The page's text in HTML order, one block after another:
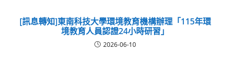
[訊息轉知]東南科技大學環境教育機構辦理「115年環
境教育人員認證24小時研習」
2026-06-10